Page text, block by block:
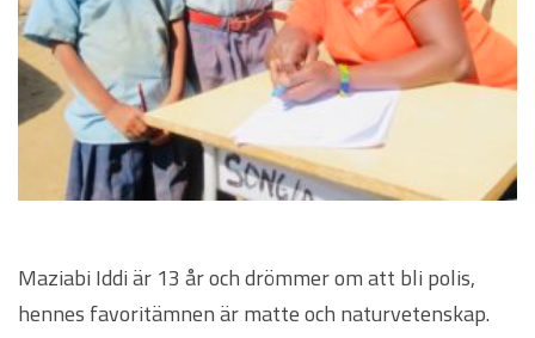
Maziabi Iddi är 13 år och drömmer om att bli polis,
hennes favoritämnen är matte och naturvetenskap.